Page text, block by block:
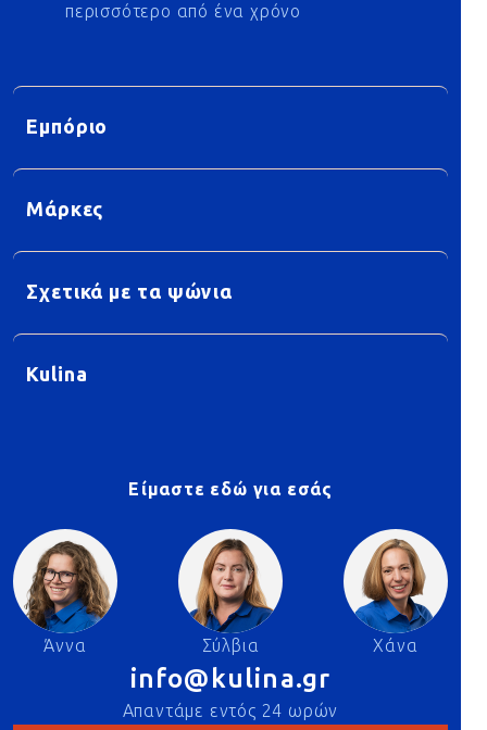
περισσότερο από ένα χρόνο
Εμπόριο
Μάρκες
Σχετικά με τα ψώνια
Kulina
Είμαστε εδώ για εσάς
Άννα Σύλβια Χάνα
info@kulina.gr
Απαντάμε εντός 24 ωρών